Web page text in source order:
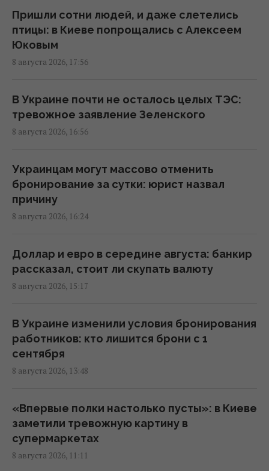
Украина должна уничтожать пусковые и
производство ракет: эксперт сказал, что
для этого нужно
16:03 суббота, 08 августа 2026
Зеленский: Украинская оборонка может
удвоить объемы производства, но есть
условие
Избрание судей МУС: что случилось с
кандидатом от Украины
15:04 суббота, 08 августа 2026
Россия уничтожает украинское сельское
хозяйство и саму природу Украины, –
Forbes
Вучич заявил, что не видит путей для
скорейшего завершения войны в Украине
14:32 суббота, 08 августа 2026
В Кировоградской области разбился
боевой вертолет: что известно
12:17 суббота, 08 августа 2026
Пришли сотни людей, и даже слетелись
птицы: в Киеве попрощались с Алексеем
Юковым
8 августа 2026, 17:56
В Украине почти не осталось целых ТЭС:
тревожное заявление Зеленского
8 августа 2026, 16:56
Украинцам могут массово отменить
бронирование за сутки: юрист назвал
причину
8 августа 2026, 16:24
Доллар и евро в середине августа: банкир
рассказал, стоит ли скупать валюту
8 августа 2026, 15:17
В Украине изменили условия бронирования
работников: кто лишится брони с 1
сентября
8 августа 2026, 13:48
«Впервые полки настолько пусты»: в Киеве
заметили тревожную картину в
супермаркетах
8 августа 2026, 11:11